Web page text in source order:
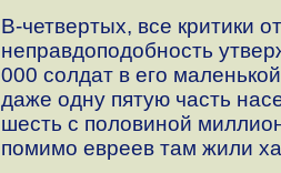
В-четвертых, все критики
неправдоподобность
000 солдат в его
даже одну пятую часть
шесть с половиной
помимо евреев там жили